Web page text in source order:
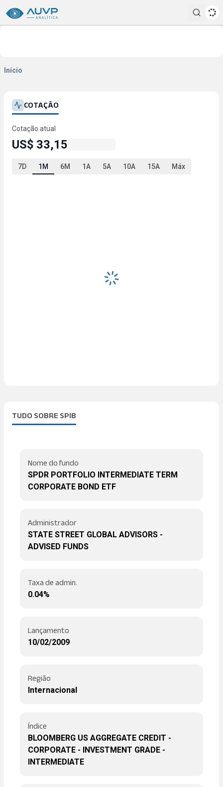
Início
COTAÇÃO
Cotação atual
US$ 33,15
7D 1M 6M 1A 5A 10A 15A Máx
TUDO SOBRE SPIB
Nome do fundo
SPDR PORTFOLIO INTERMEDIATE TERM
CORPORATE BOND ETF
Administrador
STATE STREET GLOBAL ADVISORS -
ADVISED FUNDS
Taxa de admin.
0.04%
Lançamento
10/02/2009
Região
Internacional
Índice
BLOOMBERG US AGGREGATE CREDIT -
CORPORATE - INVESTMENT GRADE -
INTERMEDIATE